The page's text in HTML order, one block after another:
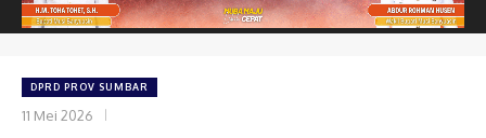
DPRD PROV SUMBAR
11 Mei 2026